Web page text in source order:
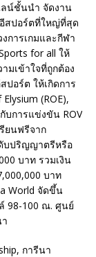
ลน์ชั้นนำ จัดงาน
สปอร์ตที่ใหญ่ที่สุด
การเกมและกีฬา
for all ให้
มเข้าใจที่ถูกต้อง
ปอร์ต ให้เกิดการ
(ROE),
บการแข่งขัน ROV
ยนฟรีจาก
บปริญญาตรีหรือ
บาท รวมเงิน
บาท
World จัดขึ้น
98-100 ณ. ศูนย์
การีนา